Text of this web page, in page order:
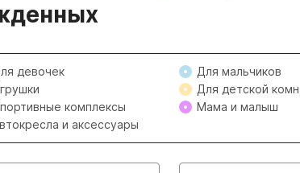
девочек Для мальчиков
Для детской
комплексы
Мама и малыш
и аксессуары